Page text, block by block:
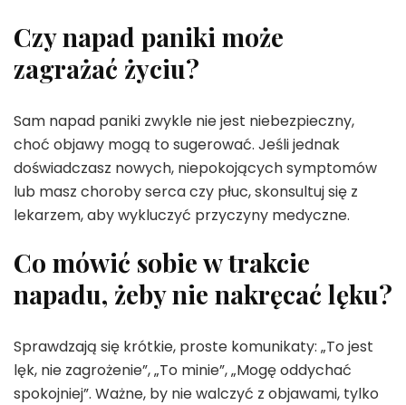
Czy napad paniki może
zagrażać życiu?
Sam napad paniki zwykle nie jest niebezpieczny,
choć objawy mogą to sugerować. Jeśli jednak
doświadczasz nowych, niepokojących symptomów
lub masz choroby serca czy płuc, skonsultuj się z
lekarzem, aby wykluczyć przyczyny medyczne.
Co mówić sobie w trakcie
napadu, żeby nie nakręcać lęku?
Sprawdzają się krótkie, proste komunikaty: „To jest
lęk, nie zagrożenie”, „To minie”, „Mogę oddychać
spokojniej”. Ważne, by nie walczyć z objawami, tylko